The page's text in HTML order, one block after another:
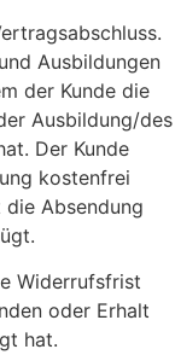
Ausbildungen
der Kunde die
Ausbildung/des
Der Kunde
kostenfrei
Absendung
Widerrufsfrist
oder Erhalt
hat.